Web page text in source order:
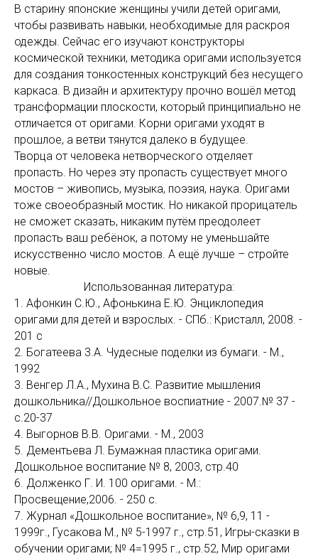
В старину японские женщины учили детей оригами,
чтобы развивать навыки, необходимые для раскроя
одежды. Сейчас его изучают конструкторы
космической техники, методика оригами используется
для создания тонкостенных конструкций без несущего
каркаса. В дизайн и архитектуру прочно вошёл метод
трансформации плоскости, который принципиально не
отличается от оригами. Корни оригами уходят в
прошлое, а ветви тянутся далеко в будущее.
Творца от человека нетворческого отделяет
пропасть. Но через эту пропасть существует много
мостов – живопись, музыка, поэзия, наука. Оригами
тоже своеобразный мостик. Но никакой прорицатель
не сможет сказать, никаким путём преодолеет
пропасть ваш ребёнок, а потому не уменьшайте
искусственно число мостов. А ещё лучше – стройте
новые.
Использованная литература:
1. Афонкин С.Ю., Афонькина Е.Ю. Энциклопедия
оригами для детей и взрослых. - СПб.: Кристалл, 2008. -
201 с
2. Богатеева 3.А. Чудесные поделки из бумаги. - М.,
1992
3. Венгер Л.А., Мухина В.С. Развитие мышления
дошкольника//Дошкольное воспиатние - 2007.№ 37 -
с.20-37
4. Выгорнов В.В. Оригами. - М., 2003
5. Дементьева Л. Бумажная пластика оригами.
Дошкольное воспитание № 8, 2003, стр.40
6. Долженко Г. И. 100 оригами. - М.:
Просвещение,2006. - 250 с.
7. Журнал «Дошкольное воспитание», № 6,9, 11 -
1999г., Гусакова М., № 5-1997 г., стр.51, Игры-сказки в
обучении оригами; № 4=1995 г., стр.52, Мир оригами